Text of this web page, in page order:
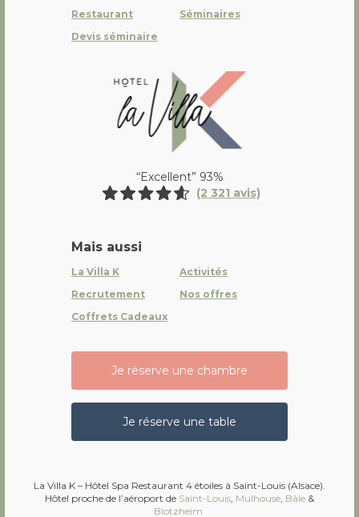
Restaurant
Séminaires
Devis séminaire
La Villa K Hôtel Spa Restaurant
“Excellent” 93%
(2 321 avis)
Mais aussi
La Villa K
Activités
Recrutement
Nos offres
Coffrets Cadeaux
Je réserve une chambre
Je réserve une table
La Villa K – Hôtel Spa Restaurant 4 étoiles à Saint-Louis (Alsace).
Hôtel proche de l’aéroport de Saint-Louis Mulhouse Bâle &
Blotzheim